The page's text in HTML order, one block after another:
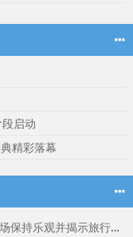
启动
精彩落幕
美诺酒店集团发布旅游趋势报告：2026年市场保持乐观并揭示旅行者渴望联结